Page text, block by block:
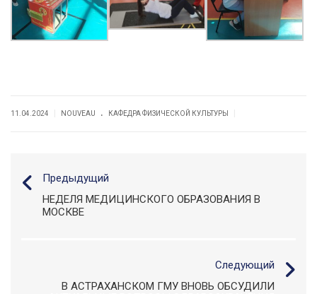
11.04.2024 NOUVEAU . КАФЕДРА ФИЗИЧЕСКОЙ КУЛЬТУРЫ
Предыдущий
НЕДЕЛЯ МЕДИЦИНСКОГО ОБРАЗОВАНИЯ В
МОСКВЕ
Следующий
В АСТРАХАНСКОМ ГМУ ВНОВЬ ОБСУДИЛИ